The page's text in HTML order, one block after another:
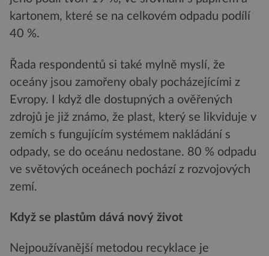
kartonem, které se na celkovém odpadu podílí
40 %.
Řada respondentů si také mylně myslí, že
oceány jsou zamořeny obaly pocházejícími z
Evropy. I když dle dostupných a ověřených
zdrojů je již známo, že plast, který se likviduje v
zemích s fungujícím systémem nakládání s
odpady, se do oceánu nedostane. 80 % odpadu
ve světových oceánech pochází z rozvojových
zemí.
Když se plastům dává nový život
Nejpoužívanější metodou recyklace je